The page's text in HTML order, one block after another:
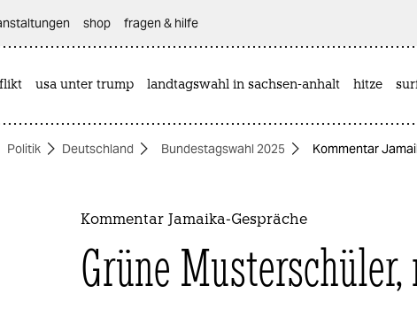
shop fragen & hilfe
usa unter trump landtagswahl in sachsen-anhalt hitze
Politik Deutschland Bundestagswahl 2025 Kommentar
Kommentar Jamaika-Gespräche
Grüne